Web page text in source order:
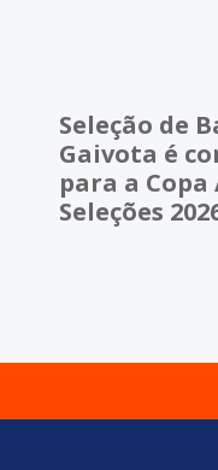
Seleção de
Gaivota é
para a Copa
Seleções